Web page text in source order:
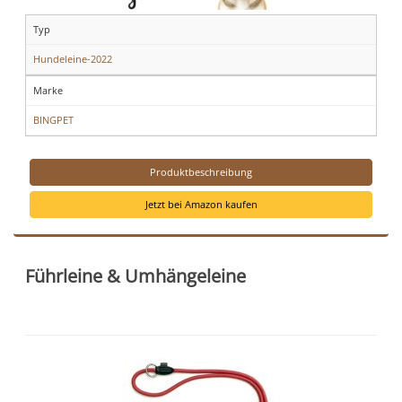
Typ
Hundeleine-2022
Marke
BINGPET
Produktbeschreibung
Jetzt bei Amazon kaufen
Führleine & Umhängeleine